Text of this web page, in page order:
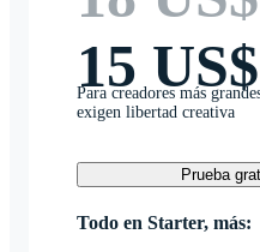
15 US$
Para creadores más
exigen libertad creativa
Prueba
Todo en Starter, más: